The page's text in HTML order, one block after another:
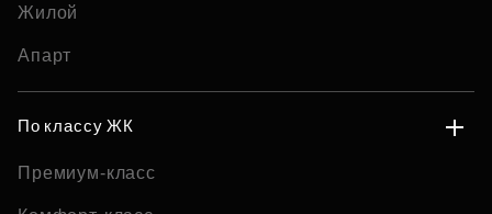
Жилой
Апарт
По классу ЖК
Премиум-класс